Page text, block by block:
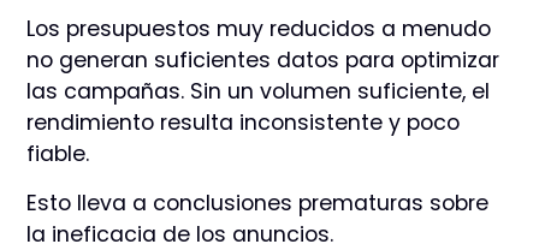
Los presupuestos muy reducidos a menudo
no generan suficientes datos para optimizar
las campañas. Sin un volumen suficiente, el
rendimiento resulta inconsistente y poco
fiable.
Esto lleva a conclusiones prematuras sobre
la ineficacia de los anuncios.